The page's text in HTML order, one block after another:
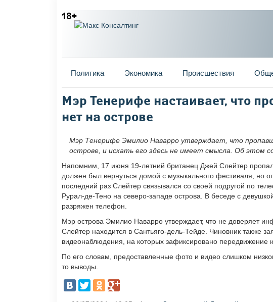
Главное меню
Политика Экономика Происшествия
Вы здесь
Мэр Тенерифе настаивает, что
нет на острове
Мэр Тенерифе Эмилио Наварро утверждает, что
острове, и искать его здесь не имеет смысла. Об этом
Напомним, 17 июня 19-летний британец Джей Слейтер
должен был вернуться домой с музыкального фестиваля, но
последний раз Слейтер связывался со своей подругой по
Рурал-де-Тено на северо-западе острова. В беседе с
разряжен телефон.
Мэр острова Эмилио Наварро утверждает, что не доверяет
Слейтер находится в Сантьяго-дель-Тейде. Чиновник также
видеонаблюдения, на которых зафиксировано передвижение
По его словам, предоставленные фото и видео слишком
то выводы.